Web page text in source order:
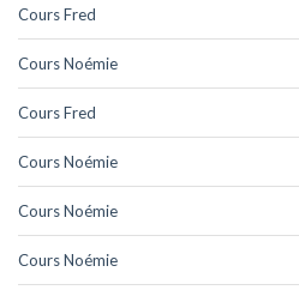
Cours Fred
Cours Noémie
Cours Fred
Cours Noémie
Cours Noémie
Cours Noémie